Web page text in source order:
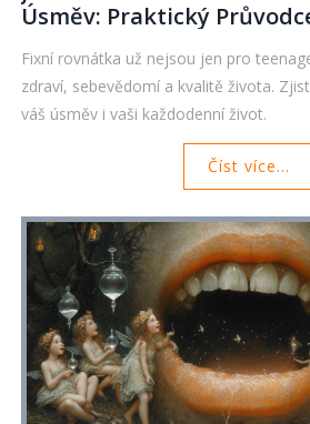
Úsměv: Praktický
Fixní rovnátka už nejsou jen pro
zdraví, sebevědomí a kvalitě života.
váš úsměv i vaši každodenní život.
Číst více...